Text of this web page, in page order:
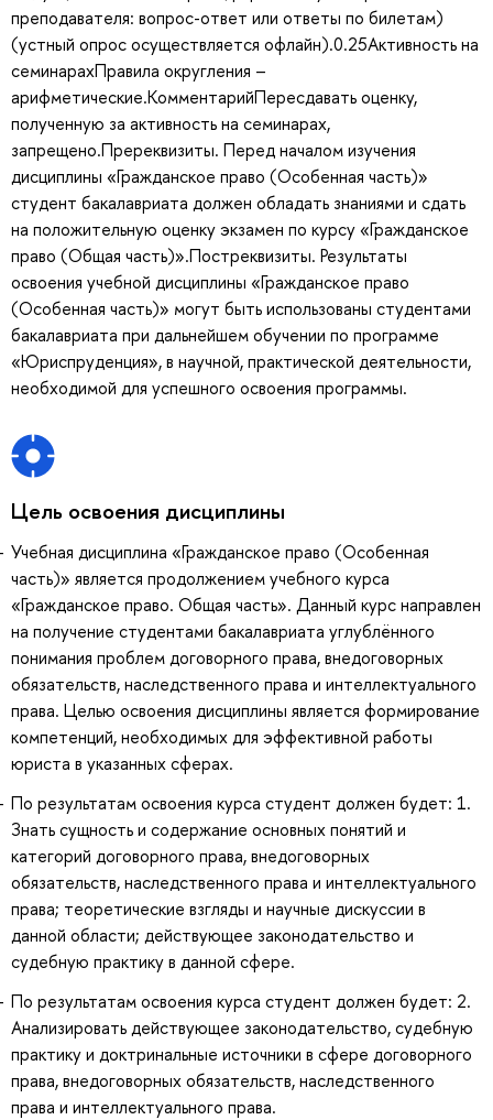
преподавателя: вопрос-ответ или ответы по билетам)
(устный опрос осуществляется офлайн).0.25Активность на
семинарахПравила округления –
арифметические.КомментарийПересдавать оценку,
полученную за активность на семинарах,
запрещено.Пререквизиты. Перед началом изучения
дисциплины «Гражданское право (Особенная часть)»
студент бакалавриата должен обладать знаниями и сдать
на положительную оценку экзамен по курсу «Гражданское
право (Общая часть)».Постреквизиты. Результаты
освоения учебной дисциплины «Гражданское право
(Особенная часть)» могут быть использованы студентами
бакалавриата при дальнейшем обучении по программе
«Юриспруденция», в научной, практической деятельности,
необходимой для успешного освоения программы.
Цель освоения дисциплины
Учебная дисциплина «Гражданское право (Особенная
часть)» является продолжением учебного курса
«Гражданское право. Общая часть». Данный курс направлен
на получение студентами бакалавриата углублённого
понимания проблем договорного права, внедоговорных
обязательств, наследственного права и интеллектуального
права. Целью освоения дисциплины является формирование
компетенций, необходимых для эффективной работы
юриста в указанных сферах.
По результатам освоения курса студент должен будет: 1.
Знать сущность и содержание основных понятий и
категорий договорного права, внедоговорных
обязательств, наследственного права и интеллектуального
права; теоретические взгляды и научные дискуссии в
данной области; действующее законодательство и
судебную практику в данной сфере.
По результатам освоения курса студент должен будет: 2.
Анализировать действующее законодательство, судебную
практику и доктринальные источники в сфере договорного
права, внедоговорных обязательств, наследственного
права и интеллектуального права.